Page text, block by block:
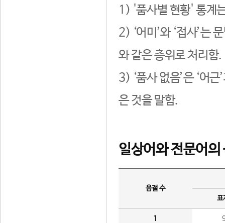
1) '품사별 현황' 통계
2) ‘어미’와 ‘접사’는
와 같은 층위로 처리함.
3) ‘품사 없음’은 ‘어
은 것을 말함.
일상어와 전문어의
음절 수
표
1